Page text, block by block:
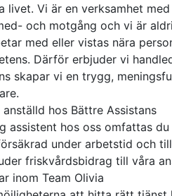
livet. Vi är en verksamhet
och motgång och vi är
med eller vistas nära
Därför erbjuder vi
skapar vi en trygg,
hos Bättre Assistans
assistent hos oss omfattas
under arbetstid och
friskvårdsbidrag till våra
inom Team Olivia